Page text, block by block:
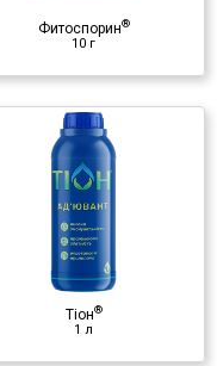
Фитоспорин®
10 г
Тіон®
1 л